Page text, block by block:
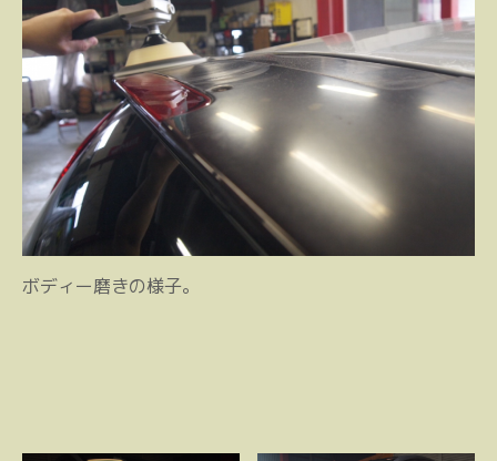
ボディー磨きの様子。